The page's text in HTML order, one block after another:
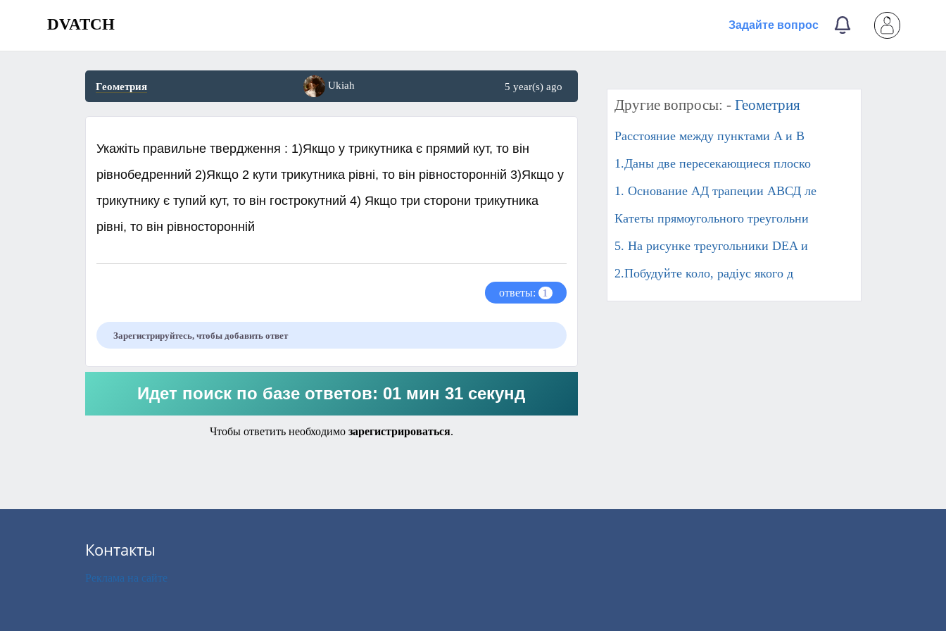
DVATCH Задайте вопрос
Геометрия Ukiah 5 year(s) ago
Укажіть правильне твердження : 1)Якщо у трикутника є прямий кут, то він
рівнобедренний 2)Якщо 2 кути трикутника рівні, то він рівносторонній 3)Якщо у
трикутнику є тупий кут, то він гострокутний 4) Якщо три сторони трикутника
рівні, то він рівносторонній ​
ответы: 1
Зарегистрируйтесь, чтобы добавить ответ
Идет поиск по базе ответов: 01 мин 31 секунд
Чтобы ответить необходимо зарегистрироваться.
Другие вопросы: - Геометрия
Расстояние между пунктами A и B
1.Даны две пересекающиеся плоско
1. Основание АД трапеции АВСД ле
Катеты прямоугольного треугольни
5. На рисунке треугольники DEA и
2.Побудуйте коло, радіус якого д
Контакты
Реклама на сайте